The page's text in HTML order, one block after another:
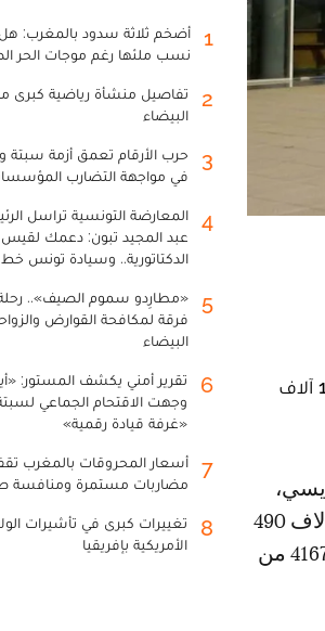
استقبل مطار الحسيمة الدولي الشريف الإدريسي، منذ انطلاق عملية مرحبا في 5 يونيو إلى غاية الأربعاء ما مجموعه 10 آلاف
فؤاد الخطابي، عن أن مجموع المسافرين الذين استعملوا المطار بلغ 10 آلاف 490
مسافرا إلى غاية 3 يوليوز الجاري، منهم 6323 من المسافرين الوافدين، و4167 من
1
أضخم ثلاثة سدود بالمغرب:
نسب ملئها رغم موجات الحر
2
تفاصيل منشأة رياضية كبرى
البيضاء
3
حرب الأرقام تعمق أزمة سبتة
في مواجهة التضارب
4
المعارضة التونسية تراسل
عبد المجيد تبون: دعمك
الدكتاتورية.. وسيادة تونس خط
5
«مطارِدو سموم الصيف».. رحلة
فرقة لمكافحة القوارض
البيضاء
6
تقرير أمني يكشف المستور:
وجهت الاقتحام الجماعي
«غرفة قيادة رقمية»
7
أسعار المحروقات بالمغرب
مضاربات مستمرة ومنافسة
8
تغييرات كبرى في تأشيرات
الأمريكية بإفريقيا